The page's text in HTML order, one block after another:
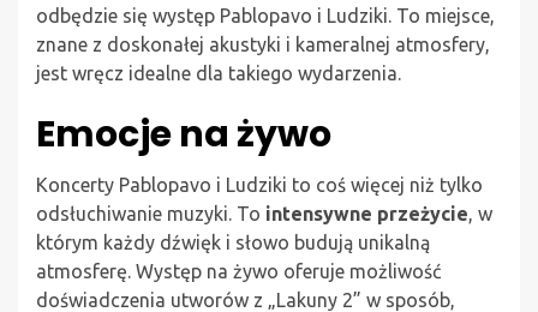
odbędzie się występ Pablopavo i Ludziki. To miejsce,
znane z doskonałej akustyki i kameralnej atmosfery,
jest wręcz idealne dla takiego wydarzenia.
Emocje na żywo
Koncerty Pablopavo i Ludziki to coś więcej niż tylko
odsłuchiwanie muzyki. To intensywne przeżycie , w
którym każdy dźwięk i słowo budują unikalną
atmosferę. Występ na żywo oferuje możliwość
doświadczenia utworów z „Lakuny 2” w sposób,